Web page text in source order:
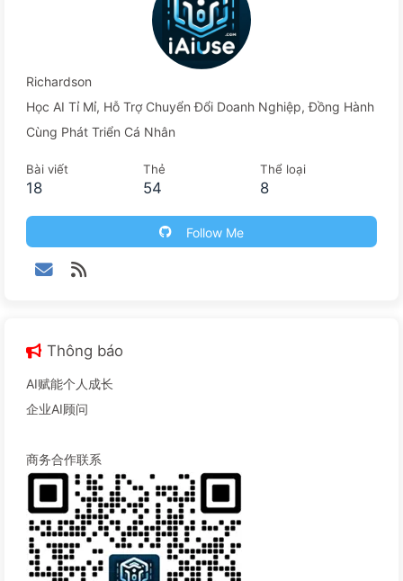
Richardson
Học AI Tỉ Mỉ, Hỗ Trợ Chuyển Đổi Doanh Nghiệp, Đồng Hành
Cùng Phát Triển Cá Nhân
Bài viết
18
Thẻ
54
Thể loại
8
Follow Me
Thông báo
AI赋能个人成长
企业AI顾问
商务合作联系